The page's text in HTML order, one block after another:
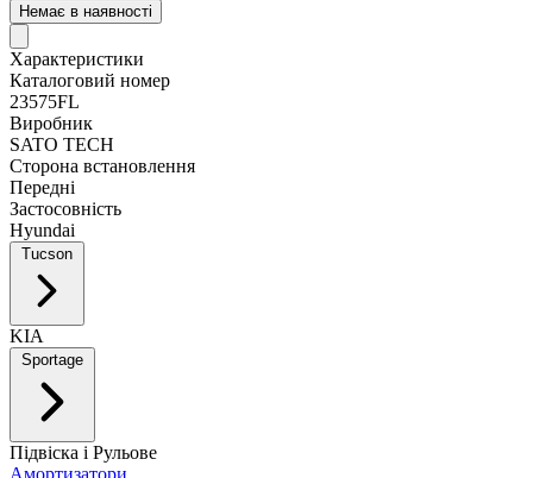
Немає в наявності
Характеристики
Каталоговий номер
23575FL
Виробник
SATO TECH
Сторона встановлення
Передні
Застосовність
Hyundai
KIA
Підвіска і Рульове
Амортизатори